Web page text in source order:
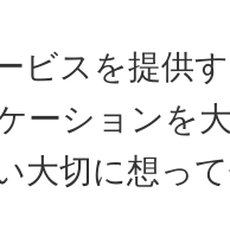
ビスを提供
ーションを
大切に想っ